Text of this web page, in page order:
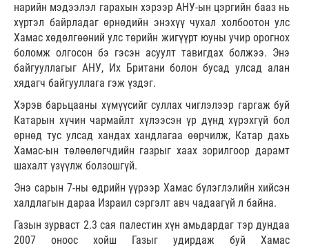
нарийн мэдээлэл гарахын хэрээр АНУ-ын цэргийн бааз нь
хүртэл байрладаг өрнөдийн энэхүү чухал холбоотон улс
Хамас хөдөлгөөний улс төрийн жигүүрт юуны учир орогнох
боломж олгосон бэ гэсэн асуулт тавигдах болжээ. Энэ
байгууллагыг АНУ, Их Британи болон бусад улсад алан
хядагч байгууллага гэж үздэг.
Хэрэв барьцааны хүмүүсийг суллах чиглэлээр гаргаж буй
Катарын хүчин чармайлт хүлээсэн үр дүнд хүрэхгүй бол
өрнөд тус улсад хандах хандлагаа өөрчилж, Катар дахь
Хамас-ын төлөөлөгчдийн газрыг хаах зорилгоор дарамт
шахалт үзүүлж болзошгүй.
Энэ сарын 7-ны өдрийн үүрээр Хамас бүлэглэлийн хийсэн
халдлагын дараа Израил сэргэлт авч чадаагүй л байна.
Газын зурваст 2.3 сая палестин хүн амьдардаг тэр дундаа
2007 оноос хойш Газыг удирдаж буй Хамас